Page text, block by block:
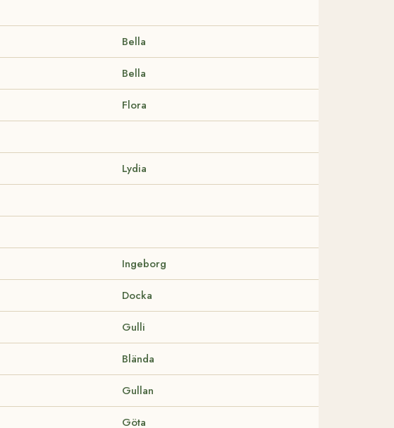
Bella
Bella
Flora
Lydia
Ingeborg
Docka
Gulli
Blända
Gullan
Göta